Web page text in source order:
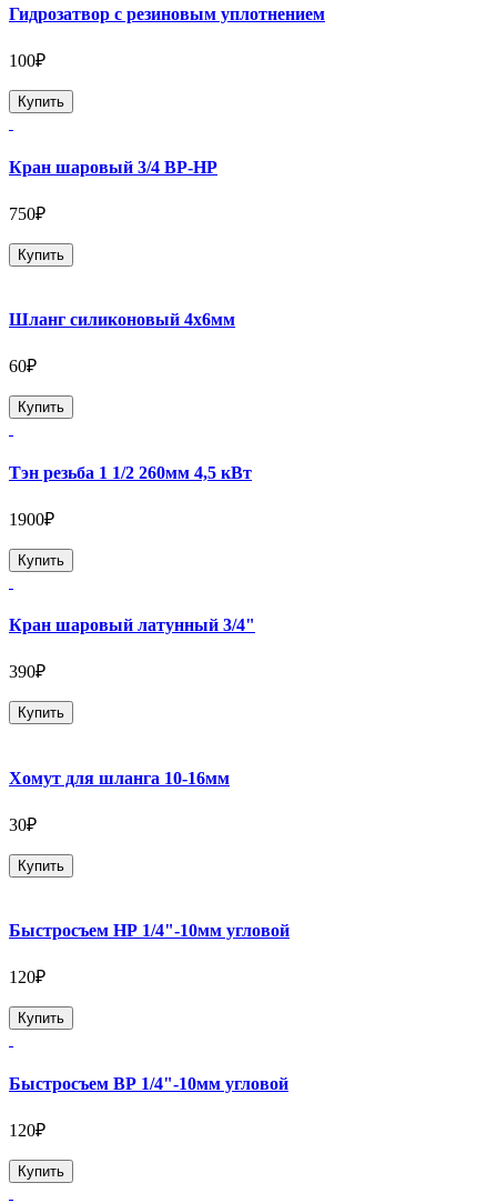
Гидрозатвор с резиновым уплотнением
100₽
Купить
Кран шаровый 3/4 ВР-НР
750₽
Купить
Шланг силиконовый 4х6мм
60₽
Купить
Тэн резьба 1 1/2 260мм 4,5 кВт
1900₽
Купить
Кран шаровый латунный 3/4"
390₽
Купить
Хомут для шланга 10-16мм
30₽
Купить
Быстросъем НР 1/4"-10мм угловой
120₽
Купить
Быстросъем ВР 1/4"-10мм угловой
120₽
Купить